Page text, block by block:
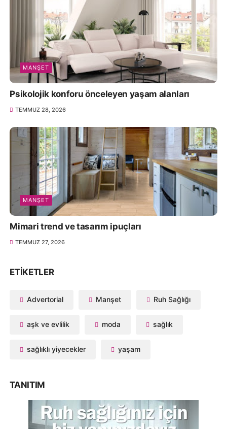
MANŞET
Psikolojik konforu önceleyen yaşam alanları
TEMMUZ 28, 2026
MANŞET
Mimari trend ve tasarım ipuçları
TEMMUZ 27, 2026
ETIKETLER
Advertorial Manşet Ruh Sağlığı
aşk ve evlilik moda sağlık
sağlıklı yiyecekler yaşam
TANITIM